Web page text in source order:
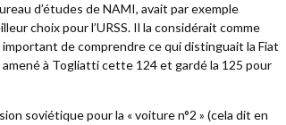
d’études de NAMI, avait par exemple
choix pour l’URSS. Il la considérait comme
de comprendre ce qui distinguait la Fiat
à Togliatti cette 124 et gardé la 125 pour
soviétique pour la « voiture n°2 » (cela dit en